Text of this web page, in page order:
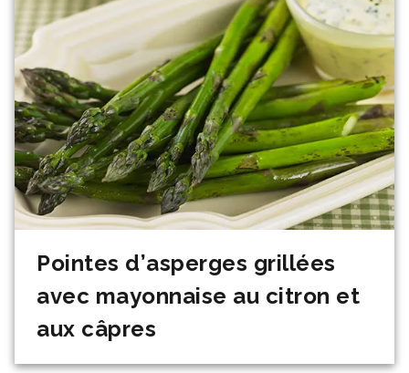
Pointes d’asperges grillées
avec mayonnaise au citron et
aux câpres